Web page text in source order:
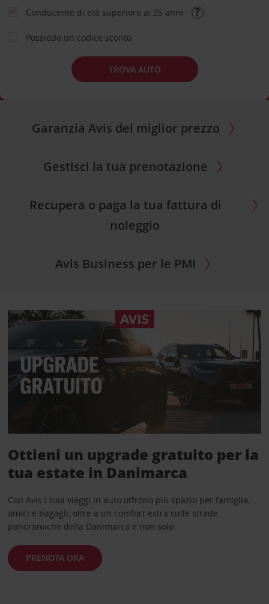
Conducente di età superiore ai 25 anni
Possiedo un codice sconto
TROVA AUTO
Garanzia Avis del miglior prezzo
Gestisci la tua prenotazione
Recupera o paga la tua fattura di
noleggio
Avis Business per le PMI
Ottieni un upgrade gratuito per la
tua estate in Danimarca
Con Avis i tuoi viaggi in auto offrono più spazio per famiglia,
amici e bagagli, oltre a un comfort extra sulle strade
panoramiche della Danimarca e non solo.
PRENOTA ORA